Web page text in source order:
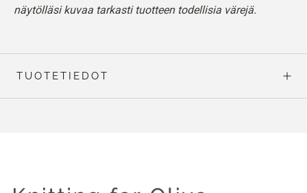
näytölläsi kuvaa tarkasti tuotteen todellisia värejä.
TUOTETIEDOT